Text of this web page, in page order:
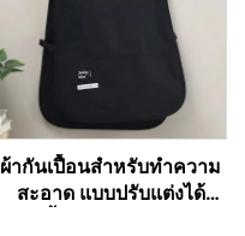
ผ้ากันเปื้อนสำหรับทำความ
สะอาด แบบปรับแต่งได้